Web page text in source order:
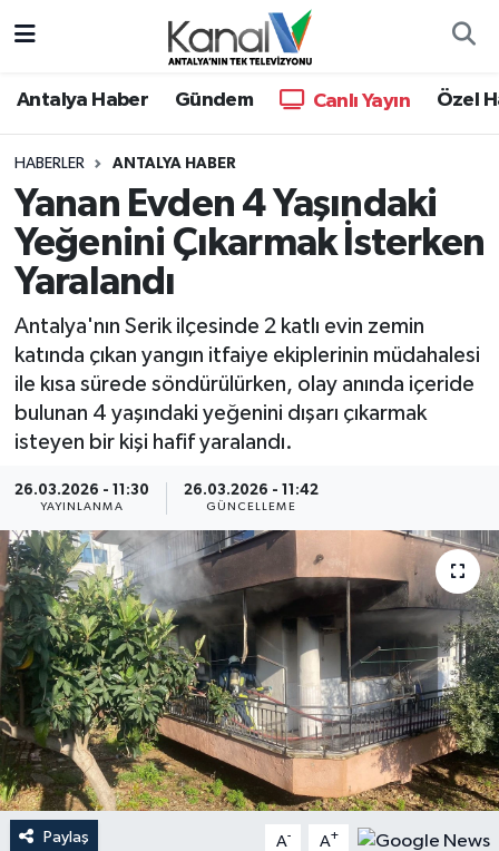
Antalya Haber Gündem Canlı Yayın Özel
HABERLER ANTALYA HABER
Yanan Evden 4 Yaşındaki
Yeğenini Çıkarmak İsterken
Yaralandı
Antalya'nın Serik ilçesinde 2 katlı evin zemin
katında çıkan yangın itfaiye ekiplerinin müdahalesi
ile kısa sürede söndürülürken, olay anında içeride
bulunan 4 yaşındaki yeğenini dışarı çıkarmak
isteyen bir kişi hafif yaralandı.
26.03.2026 - 11:30
YAYINLANMA
26.03.2026 - 11:42
GÜNCELLEME
Paylaş A- A+
Antalya Haber
Dünya
Eğitim
Gündem
Günün Manşetleri
Haber Kuşakları
Haberler
KANALV Spor
Kültür Sanat
Magazin
Öğle Bülteni
Sağlık
Hava Durumu
Trafik Durumu
Süper Lig Puan Durumu ve Fikstür
Son Dakika Haberleri
Haber Arşivi